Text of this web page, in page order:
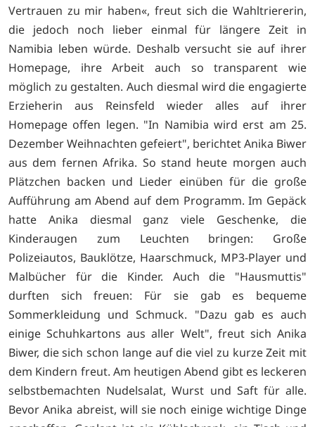
Vertrauen zu mir haben«, freut sich die Wahltriererin,
die jedoch noch lieber einmal für längere Zeit in
Namibia leben würde. Deshalb versucht sie auf ihrer
Homepage, ihre Arbeit auch so transparent wie
möglich zu gestalten. Auch diesmal wird die engagierte
Erzieherin aus Reinsfeld wieder alles auf ihrer
Homepage offen legen. "In Namibia wird erst am 25.
Dezember Weihnachten gefeiert", berichtet Anika Biwer
aus dem fernen Afrika. So stand heute morgen auch
Plätzchen backen und Lieder einüben für die große
Aufführung am Abend auf dem Programm. Im Gepäck
hatte Anika diesmal ganz viele Geschenke, die
Kinderaugen zum Leuchten bringen: Große
Polizeiautos, Bauklötze, Haarschmuck, MP3-Player und
Malbücher für die Kinder. Auch die "Hausmuttis"
durften sich freuen: Für sie gab es bequeme
Sommerkleidung und Schmuck. "Dazu gab es auch
einige Schuhkartons aus aller Welt", freut sich Anika
Biwer, die sich schon lange auf die viel zu kurze Zeit mit
dem Kindern freut. Am heutigen Abend gibt es leckeren
selbstbemachten Nudelsalat, Wurst und Saft für alle.
Bevor Anika abreist, will sie noch einige wichtige Dinge